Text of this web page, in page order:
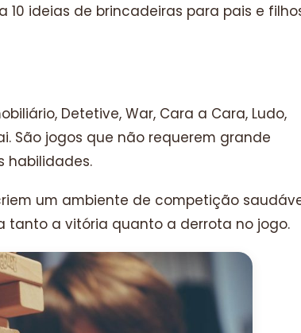
ideias de brincadeiras para pais e
Detetive, War, Cara a Cara, Ludo,
São jogos que não requerem grande
habilidades.
um ambiente de competição
a vitória quanto a derrota no jogo.